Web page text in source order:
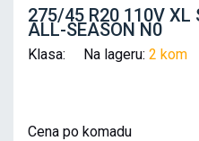
275/45 R20 110V XL
ALL-SEASON N0
Klasa: Na lageru: 2 kom
Cena po komadu